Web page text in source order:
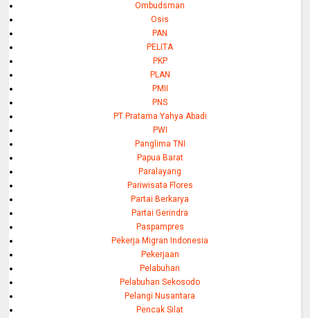
Ombudsman
Osis
PAN
PELITA
PKP
PLAN
PMII
PNS
PT Pratama Yahya Abadi
PWI
Panglima TNI
Papua Barat
Paralayang
Pariwisata Flores
Partai Berkarya
Partai Gerindra
Paspampres
Pekerja Migran Indonesia
Pekerjaan
Pelabuhan
Pelabuhan Sekosodo
Pelangi Nusantara
Pencak Silat